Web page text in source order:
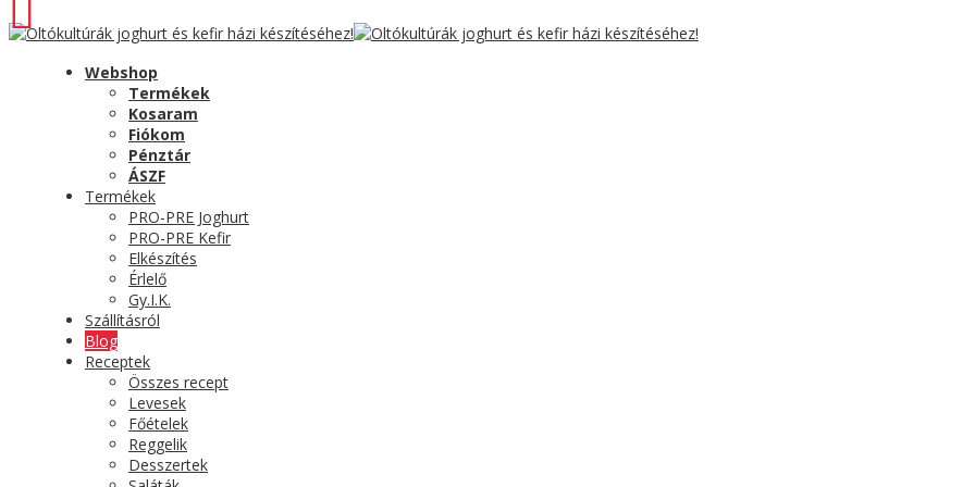
Webshop
Termékek
Kosaram
Fiókom
Pénztár
ÁSZF
Termékek
PRO-PRE Joghurt
PRO-PRE Kefir
Elkészítés
Érlelő
Gy.I.K.
Szállításról
Blog
Receptek
Összes recept
Levesek
Főételek
Reggelik
Desszertek